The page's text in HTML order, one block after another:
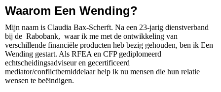
Waarom Een Wending?
Mijn naam is Claudia Bax-Scherft. Na een 23-jarig dienstverband
bij de Rabobank, waar ik me met de ontwikkeling van
verschillende financiële producten heb bezig gehouden, ben ik Een
Wending gestart. Als RFEA en CFP gediplomeerd
echtscheidingsadviseur en gecertificeerd
mediator/conflictbemiddelaar help ik nu mensen die hun relatie
wensen te beëindigen.